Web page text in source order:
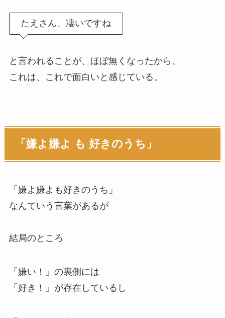
たえさん、凄いですね
と言われることが、ほぼ無くなったから、
これは、これで面白いと感じている。
「嫌よ嫌よ も 好きのうち」
「嫌よ嫌よも好きのうち」
なんていう言葉があるが
結局のところ
「嫌い！」の裏側には
「好き！」が存在しているし